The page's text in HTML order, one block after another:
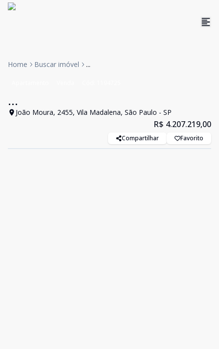
Home Buscar imóvel ...
...
João Moura, 2455, Vila Madalena, São Paulo - SP
R$ 4.207.219,00
Compartilhar Favorito